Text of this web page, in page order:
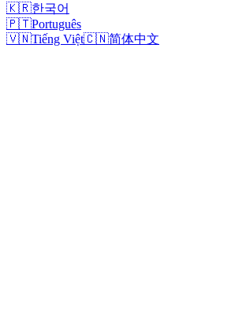
🇰🇷한국어
🇵🇹Português
🇻🇳Tiếng Việt🇨🇳简体中文